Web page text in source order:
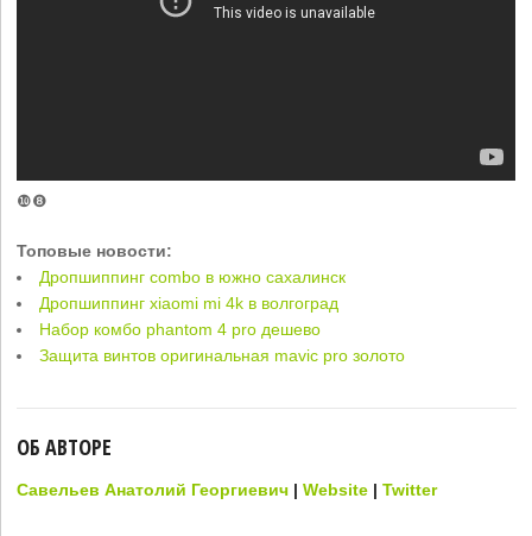
❿❽
Топовые новости:
Дропшиппинг combo в южно сахалинск
Дропшиппинг xiaomi mi 4k в волгоград
Набор комбо phantom 4 pro дешево
Защита винтов оригинальная mavic pro золото
ОБ АВТОРЕ
Савельев Анатолий Георгиевич |Website |Twitter